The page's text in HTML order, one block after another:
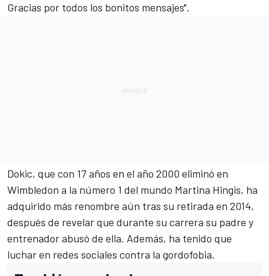
Gracias por todos los bonitos mensajes".
Dokic, que con 17 años en el año 2000 eliminó en
Wimbledon a la número 1 del mundo Martina Hingis, ha
adquirido más renombre aún tras su retirada en 2014,
después de revelar que durante su carrera su padre y
entrenador abusó de ella. Además, ha tenido que
luchar en redes sociales contra la gordofobia.